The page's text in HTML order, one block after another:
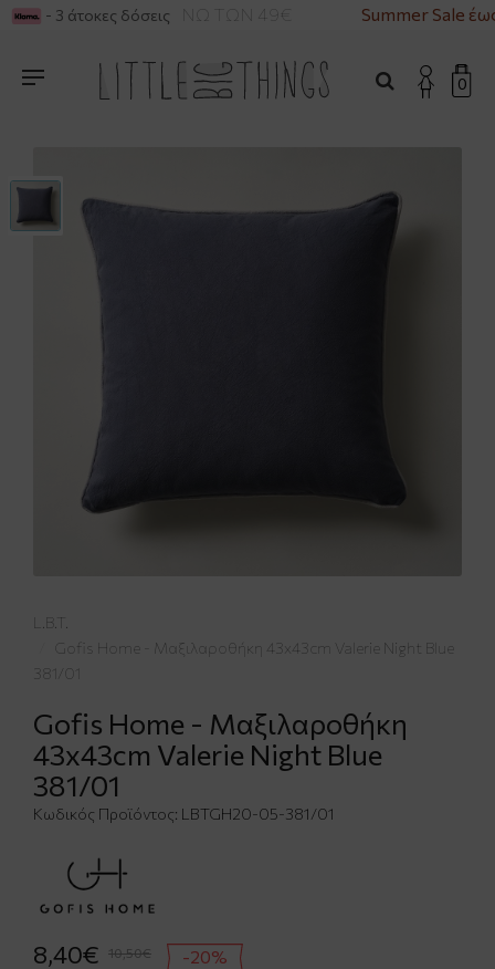
ΓΙΑ ΑΓΟΡΕΣ ΑΝΩ ΤΩΝ 49€ Summer Sale
- 3 άτοκες δόσεις
0
L.B.T.
Gofis Home - Μαξιλαροθήκη 43x43cm Valerie Night Blue
381/01
Gofis Home - Μαξιλαροθήκη
43x43cm Valerie Night Blue
381/01
Κωδικός Προϊόντος: LBTGH20-05-381/01
8,40€ 10,50€ -20%